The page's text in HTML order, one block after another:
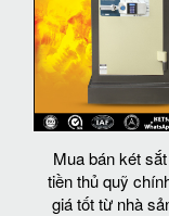
Mua bán két
tiền thủ quỹ
giá tốt từ nhà